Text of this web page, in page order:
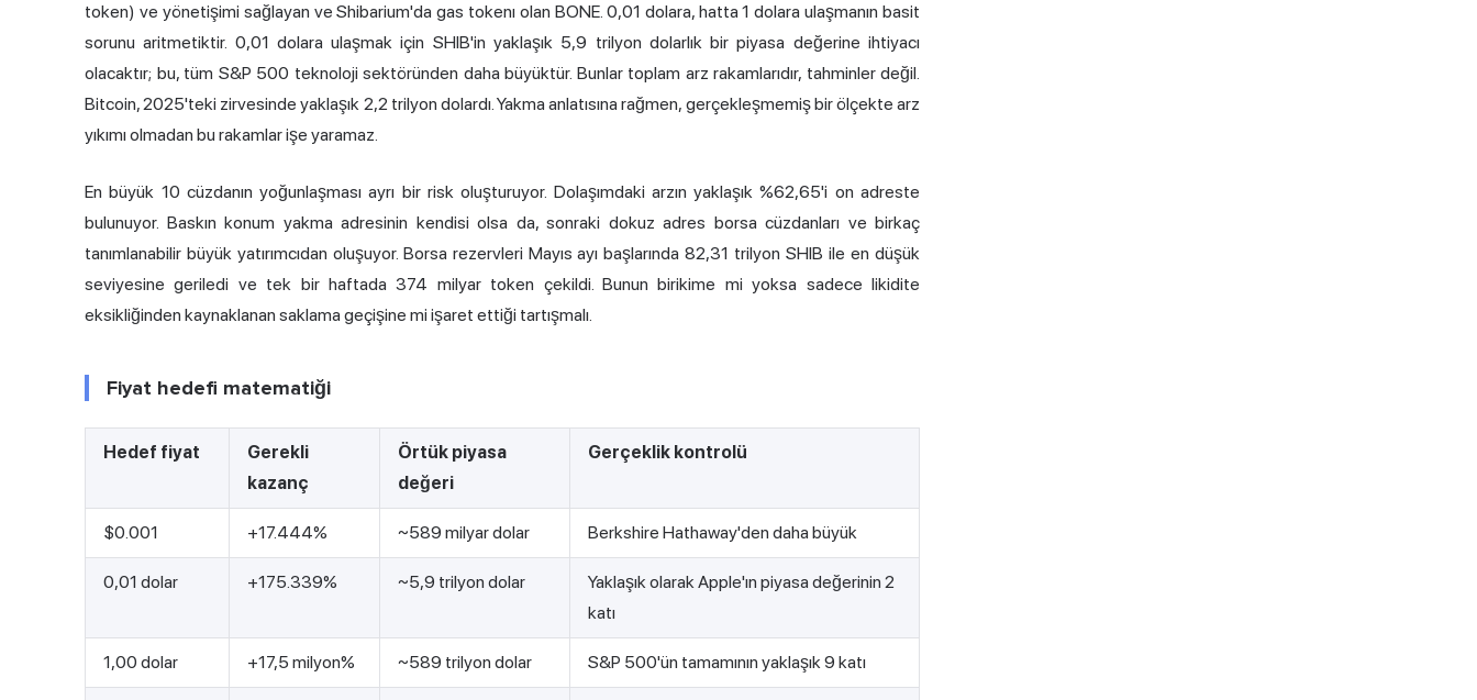
token) ve yönetişimi sağlayan ve Shibarium'da gas tokenı olan BONE. 0,01 dolara, hatta 1 dolara ulaşmanın basit
sorunu aritmetiktir. 0,01 dolara ulaşmak için SHIB'in yaklaşık 5,9 trilyon dolarlık bir piyasa değerine ihtiyacı
olacaktır; bu, tüm S&P 500 teknoloji sektöründen daha büyüktür. Bunlar toplam arz rakamlarıdır, tahminler değil.
Bitcoin, 2025'teki zirvesinde yaklaşık 2,2 trilyon dolardı. Yakma anlatısına rağmen, gerçekleşmemiş bir ölçekte arz
yıkımı olmadan bu rakamlar işe yaramaz.
En büyük 10 cüzdanın yoğunlaşması ayrı bir risk oluşturuyor. Dolaşımdaki arzın yaklaşık %62,65'i on adreste
bulunuyor. Baskın konum yakma adresinin kendisi olsa da, sonraki dokuz adres borsa cüzdanları ve birkaç
tanımlanabilir büyük yatırımcıdan oluşuyor. Borsa rezervleri Mayıs ayı başlarında 82,31 trilyon SHIB ile en düşük
seviyesine geriledi ve tek bir haftada 374 milyar token çekildi. Bunun birikime mi yoksa sadece likidite
eksikliğinden kaynaklanan saklama geçişine mi işaret ettiği tartışmalı.
Fiyat hedefi matematiği
Hedef fiyat
Gerekli
kazanç
Örtük piyasa
değeri
Gerçeklik kontrolü
$0.001 +17.444% ~589 milyar dolar Berkshire Hathaway'den daha büyük
0,01 dolar +175.339% ~5,9 trilyon dolar
Yaklaşık olarak Apple'ın piyasa değerinin 2
katı
1,00 dolar +17,5 milyon% ~589 trilyon dolar S&P 500'ün tamamının yaklaşık 9 katı